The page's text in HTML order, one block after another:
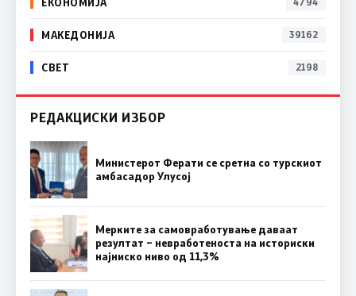
МАКЕДОНИЈА 39162
СВЕТ 2198
РЕДАКЦИСКИ ИЗБОР
Министерот Ферати се сретна со турскиот
амбасадор Улусој
Мерките за самовработување даваат
резултат – невработеноста на историски
најниско ниво од 11,3%